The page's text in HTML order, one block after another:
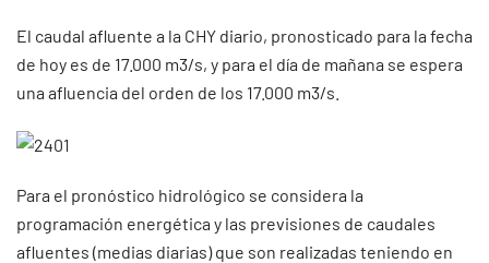
El caudal afluente a la CHY diario, pronosticado para la fecha
de hoy es de 17.000 m3/s, y para el día de mañana se espera
una afluencia del orden de los 17.000 m3/s.
Para el pronóstico hidrológico se considera la
programación energética y las previsiones de caudales
afluentes (medias diarias) que son realizadas teniendo en